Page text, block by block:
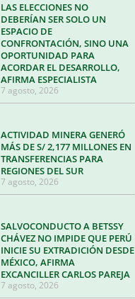
LAS ELECCIONES NO
DEBERÍAN SER SOLO UN
ESPACIO DE
CONFRONTACIÓN, SINO UNA
OPORTUNIDAD PARA
ACORDAR EL DESARROLLO,
AFIRMA ESPECIALISTA
7 agosto, 2026
ACTIVIDAD MINERA GENERÓ
MÁS DE S/ 2,177 MILLONES EN
TRANSFERENCIAS PARA
REGIONES DEL SUR
7 agosto, 2026
SALVOCONDUCTO A BETSSY
CHÁVEZ NO IMPIDE QUE PERÚ
INICIE SU EXTRADICIÓN DESDE
MÉXICO, AFIRMA
EXCANCILLER CARLOS PAREJA
7 agosto, 2026